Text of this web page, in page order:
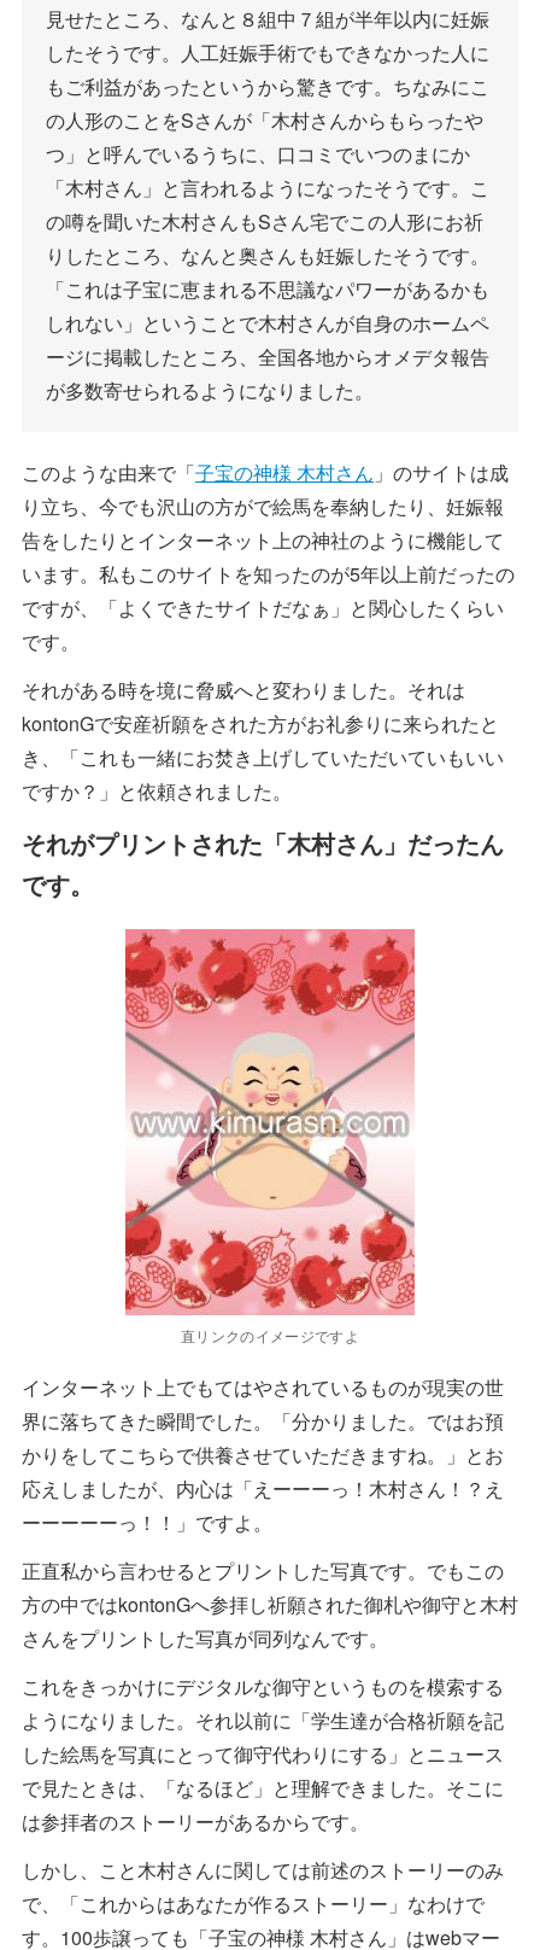
見せたところ、なんと８組中７組が半年以内に妊娠
したそうです。人工妊娠手術でもできなかった人に
もご利益があったというから驚きです。ちなみにこ
の人形のことをSさんが「木村さんからもらったや
つ」と呼んでいるうちに、口コミでいつのまにか
「木村さん」と言われるようになったそうです。こ
の噂を聞いた木村さんもSさん宅でこの人形にお祈
りしたところ、なんと奥さんも妊娠したそうです。
「これは子宝に恵まれる不思議なパワーがあるかも
しれない」ということで木村さんが自身のホームペ
ージに掲載したところ、全国各地からオメデタ報告
が多数寄せられるようになりました。
このような由来で「子宝の神様 木村さん 」のサイトは成
り立ち、今でも沢山の方がで絵馬を奉納したり、妊娠報
告をしたりとインターネット上の神社のように機能して
います。私もこのサイトを知ったのが5年以上前だったの
ですが、「よくできたサイトだなぁ」と関心したくらい
です。
それがある時を境に脅威へと変わりました。それは
kontonGで安産祈願をされた方がお礼参りに来られたと
き、「これも一緒にお焚き上げしていただいていもいい
ですか？」と依頼されました。
それがプリントされた「木村さん」だったん
です。
直リンクのイメージですよ
インターネット上でもてはやされているものが現実の世
界に落ちてきた瞬間でした。「分かりました。ではお預
かりをしてこちらで供養させていただきますね。」とお
応えしましたが、内心は「えーーーっ！木村さん！？え
ーーーーーっ！！」ですよ。
正直私から言わせるとプリントした写真です。でもこの
方の中ではkontonGへ参拝し祈願された御札や御守と木村
さんをプリントした写真が同列なんです。
これをきっかけにデジタルな御守というものを模索する
ようになりました。それ以前に「学生達が合格祈願を記
した絵馬を写真にとって御守代わりにする」とニュース
で見たときは、「なるほど」と理解できました。そこに
は参拝者のストーリーがあるからです。
しかし、こと木村さんに関しては前述のストーリーのみ
で、「これからはあなたが作るストーリー」なわけで
す。100歩譲っても「子宝の神様 木村さん」はwebマー